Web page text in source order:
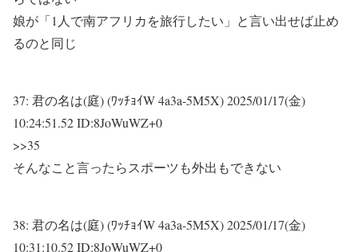
娘が「1人で南アフリカを旅行したい」と言い出せば止め
るのと同じ
37: 君の名は(庭) (ﾜｯﾁｮｲW 4a3a-5M5X)2025/01/17(金)
10:24:51.52 ID:8JoWuWZ+0
>>35
そんなこと言ったらスポーツも外出もできない
38: 君の名は(庭) (ﾜｯﾁｮｲW 4a3a-5M5X)2025/01/17(金)
10:31:10.52 ID:8JoWuWZ+0